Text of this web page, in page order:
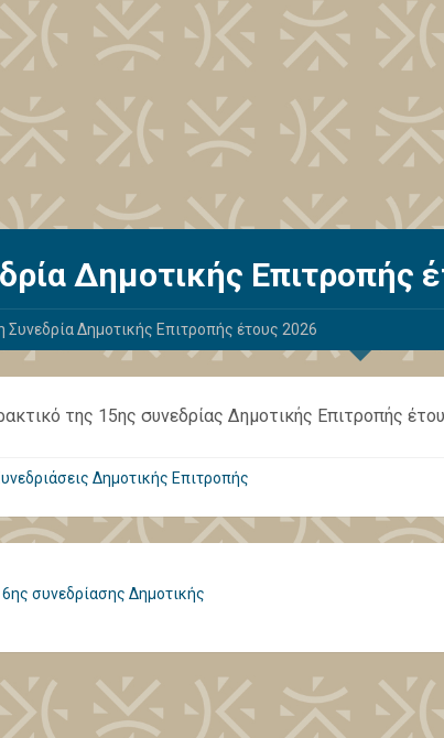
Δημοτικής Επιτροπής
Συνεδρία Δημοτικής Επιτροπής έτους 2026
της 15ης συνεδρίας Δημοτικής Επιτροπής
Δημοτικής Επιτροπής
συνεδρίασης Δημοτικής